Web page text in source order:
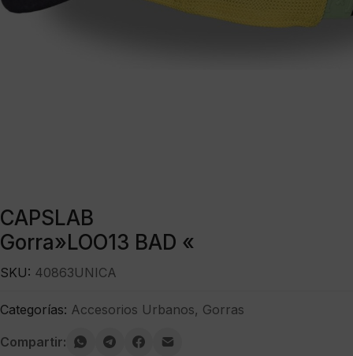
CAPSLAB
Gorra»LOO13 BAD «
SKU: 40863UNICA
Categorías: Accesorios Urbanos, Gorras
Compartir: